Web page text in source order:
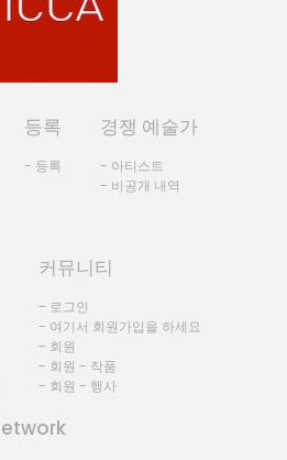
등록
- 등록
경쟁 예술가
- 아티스트
- 비공개 내역
커뮤니티
- 로그인
- 여기서 회원가입을 하세요
- 회원
- 회원 - 작품
- 회원 - 행사